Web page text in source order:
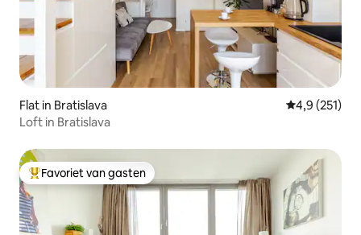
Flat in Bratislava Gemiddelde
4,9 (251)
Loft in Bratislava
Topfavoriet van gasten
Favoriet van gasten